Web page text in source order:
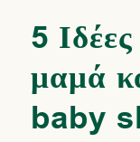
5
μαμά
baby